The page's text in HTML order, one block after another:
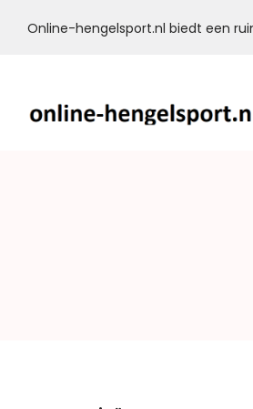
Online-hengelsport.nl biedt een